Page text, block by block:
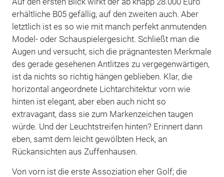
erhältliche B05 gefällig, auf den zweiten auch. Aber
letztlich ist es so wie mit manch perfekt anmutenden
Model- oder Schauspielergesicht. Schließt man die
Augen und versucht, sich die prägnantesten Merkmale
des gerade gesehenen Antlitzes zu vergegenwärtigen,
ist da nichts so richtig hängen geblieben. Klar, die
horizontal angeordnete Lichtarchitektur vorn wie
hinten ist elegant, aber eben auch nicht so
extravagant, dass sie zum Markenzeichen taugen
würde. Und der Leuchtstreifen hinten? Erinnert dann
eben, samt dem leicht gewölbten Heck, an
Rückansichten aus Zuffenhausen.
Von vorn ist die erste Assoziation eher Golf; die